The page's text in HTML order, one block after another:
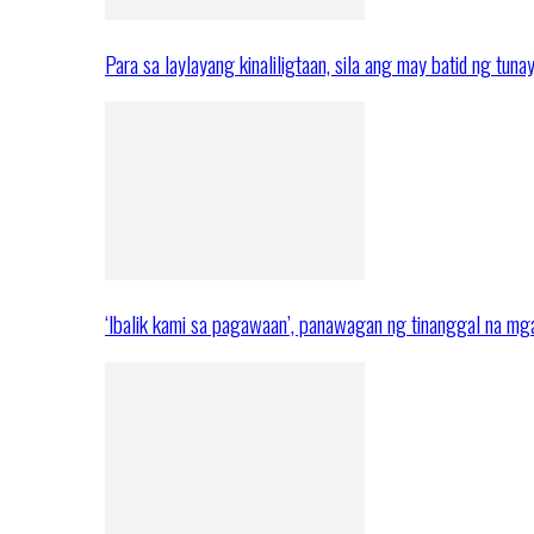
Para sa laylayang kinaliligtaan, sila ang may batid ng
‘Ibalik kami sa pagawaan’, panawagan ng tinanggal na